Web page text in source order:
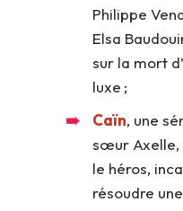
Philippe
Elsa
sur la mort
luxe ;
Caïn, une
sœur Axelle,
le héros,
résoudre